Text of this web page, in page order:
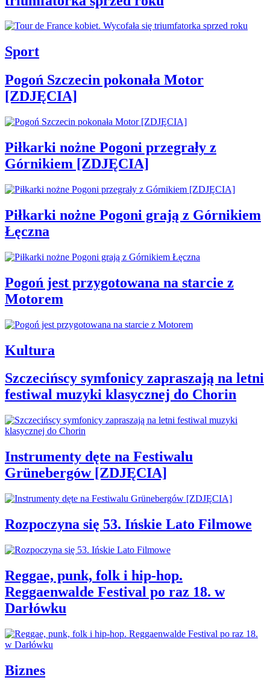
Sport
Pogoń Szczecin pokonała Motor
[ZDJĘCIA]
Piłkarki nożne Pogoni przegrały z
Górnikiem [ZDJĘCIA]
Piłkarki nożne Pogoni grają z Górnikiem
Łęczna
Pogoń jest przygotowana na starcie z
Motorem
Kultura
Szczecińscy symfonicy zapraszają na letni
festiwal muzyki klasycznej do Chorin
Instrumenty dęte na Festiwalu
Grünebergów [ZDJĘCIA]
Rozpoczyna się 53. Ińskie Lato Filmowe
Reggae, punk, folk i hip-hop.
Reggaenwalde Festival po raz 18. w
Darłówku
Biznes